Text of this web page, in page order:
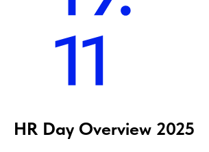
HR Day Overview 2025